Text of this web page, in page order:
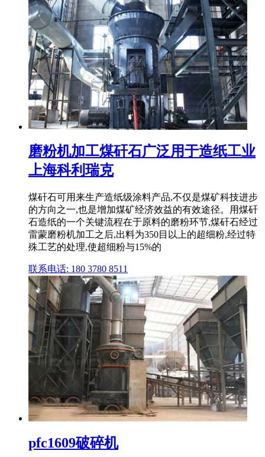
磨粉机加工煤矸石广泛用于造纸工业
上海科利瑞克
煤矸石可用来生产造纸级涂料产品,不仅是煤矿科技进步
的方向之一,也是增加煤矿经济效益的有效途径。用煤矸
石造纸的一个关键流程在于原料的磨粉环节,煤矸石经过
雷蒙磨粉机加工之后,出料为350目以上的超细粉,经过特
殊工艺的处理,使超细粉与15%的
联系电话: 180 3780 8511
pfc1609破碎机